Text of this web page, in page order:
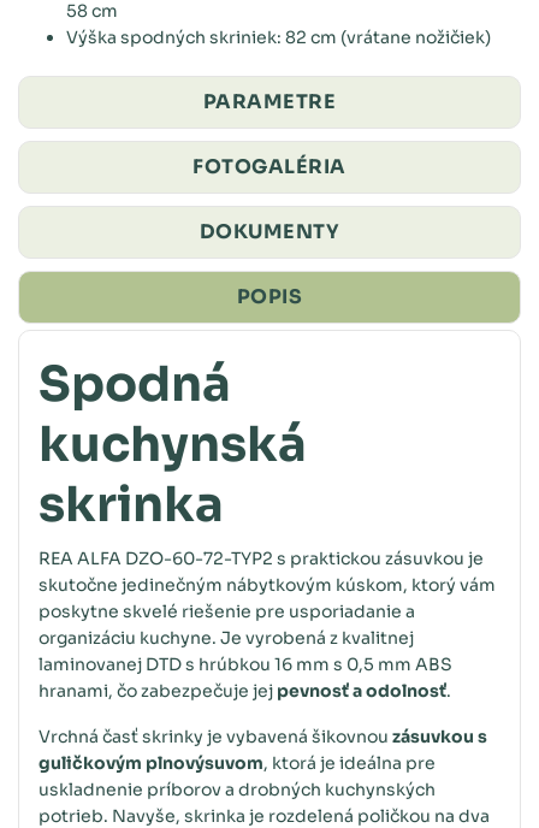
58 cm
Výška spodných skriniek: 82 cm (vrátane nožičiek)
PARAMETRE
FOTOGALÉRIA
DOKUMENTY
POPIS
Spodná
kuchynská
skrinka
REA ALFA DZO-60-72-TYP2 s praktickou zásuvkou je
skutočne jedinečným nábytkovým kúskom, ktorý vám
poskytne skvelé riešenie pre usporiadanie a
organizáciu kuchyne. Je vyrobená z kvalitnej
laminovanej DTD s hrúbkou 16 mm s 0,5 mm ABS
hranami, čo zabezpečuje jej pevnosť a odolnosť.
Vrchná časť skrinky je vybavená šikovnou zásuvkou s
guličkovým plnovýsuvom, ktorá je ideálna pre
uskladnenie príborov a drobných kuchynských
potrieb. Navyše, skrinka je rozdelená poličkou na dva